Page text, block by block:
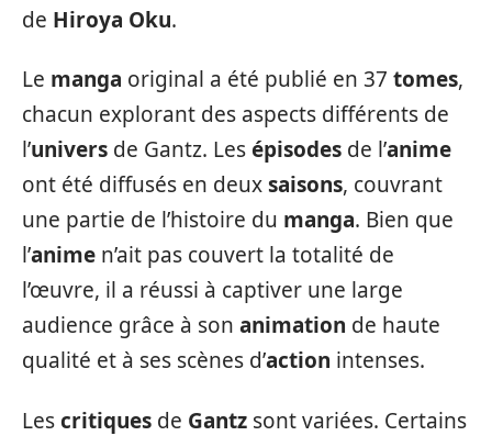
de Hiroya Oku.
Le manga original a été publié en 37 tomes,
chacun explorant des aspects différents de
l’univers de Gantz. Lesépisodes de l’anime
ont été diffusés en deuxsaisons, couvrant
une partie de l’histoire du manga. Bien que
l’anime n’ait pas couvert la totalité de
l’œuvre, il a réussi à captiver une large
audience grâce à son animation de haute
qualité et à ses scènes d’action intenses.
Lescritiques de Gantz sont variées. Certains